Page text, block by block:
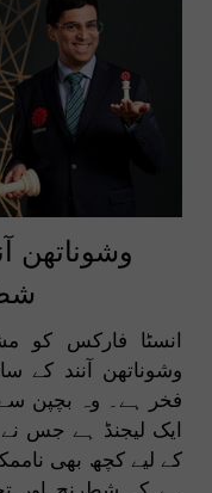
وشوناتھن
انسٹا فارکس کو
وشوناتھن آنند کے
فخر ہے۔ وہ بچپن سے
ایک لیجنڈ ہے جس
کے لیے کچھ بھی